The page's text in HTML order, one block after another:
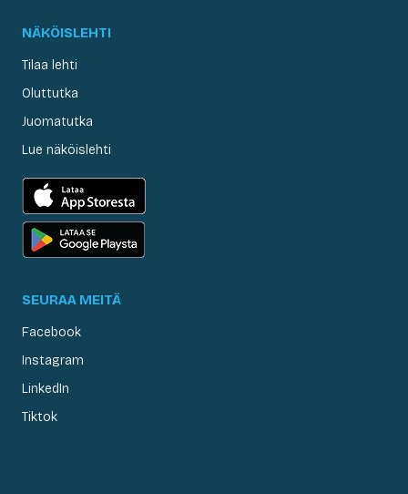
NÄKÖISLEHTI
Tilaa lehti
Oluttutka
Juomatutka
Lue näköislehti
SEURAA MEITÄ
Facebook
Instagram
LinkedIn
Tiktok